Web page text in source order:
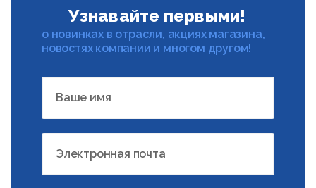
Узнавайте первыми!
о новинках в отрасли, акциях магазина,
новостях компании и многом другом!
Ваше имя
Электронная почта